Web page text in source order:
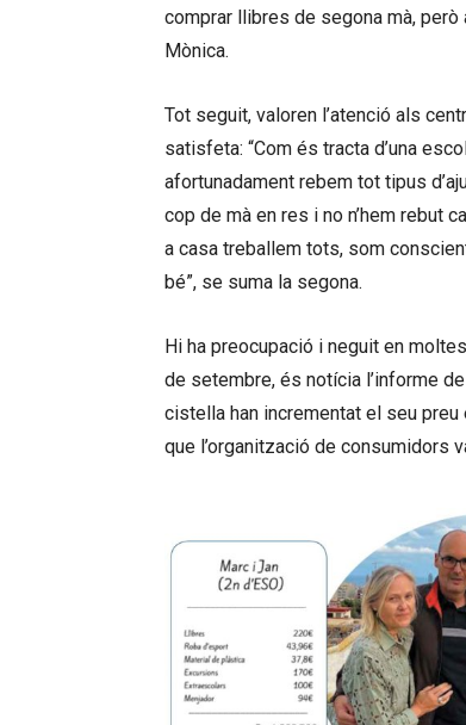
comprar llibres de segona mà,
Mònica.
Tot seguit, valoren l’atenció als
satisfeta: “Com és tracta d’una
afortunadament rebem tot tipus
cop de mà en res i no n’hem rebut
a casa treballem tots, som
bé”, se suma la segona.
Hi ha preocupació i neguit en
de setembre, és notícia l’informe
cistella han incrementat el seu preu
que l’organització de consumidors